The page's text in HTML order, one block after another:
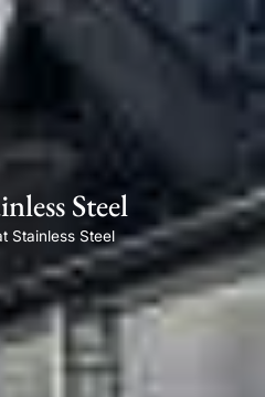
Steel
Stainless Steel